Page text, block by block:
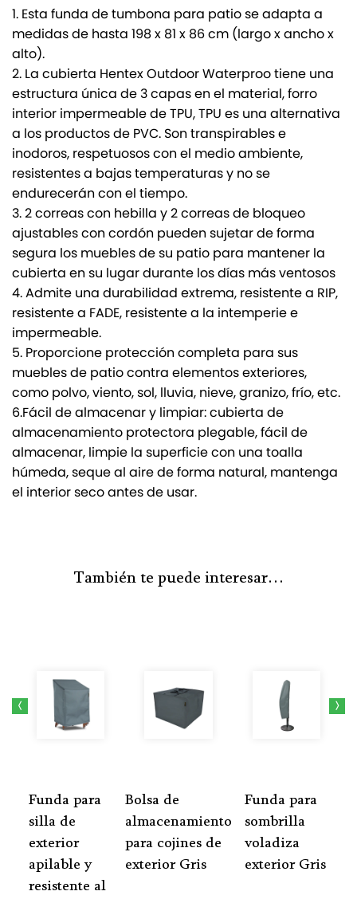
1. Esta funda de tumbona para patio se adapta a
medidas de hasta 198 x 81 x 86 cm (largo x ancho x
alto).
2. La cubierta Hentex Outdoor Waterproo tiene una
estructura única de 3 capas en el material, forro
interior impermeable de TPU, TPU es una alternativa
a los productos de PVC. Son transpirables e
inodoros, respetuosos con el medio ambiente,
resistentes a bajas temperaturas y no se
endurecerán con el tiempo.
3. 2 correas con hebilla y 2 correas de bloqueo
ajustables con cordón pueden sujetar de forma
segura los muebles de su patio para mantener la
cubierta en su lugar durante los días más ventosos
4. Admite una durabilidad extrema, resistente a RIP,
resistente a FADE, resistente a la intemperie e
impermeable.
5. Proporcione protección completa para sus
muebles de patio contra elementos exteriores,
como polvo, viento, sol, lluvia, nieve, granizo, frío, etc.
6.Fácil de almacenar y limpiar: cubierta de
almacenamiento protectora plegable, fácil de
almacenar, limpie la superficie con una toalla
húmeda, seque al aire de forma natural, mantenga
el interior seco antes de usar.
También te puede interesar…
Funda para
silla de
exterior
apilable y
resistente al
Bolsa de
almacenamiento
para cojines de
exterior Gris
Funda para
sombrilla
voladiza
exterior Gris
< >